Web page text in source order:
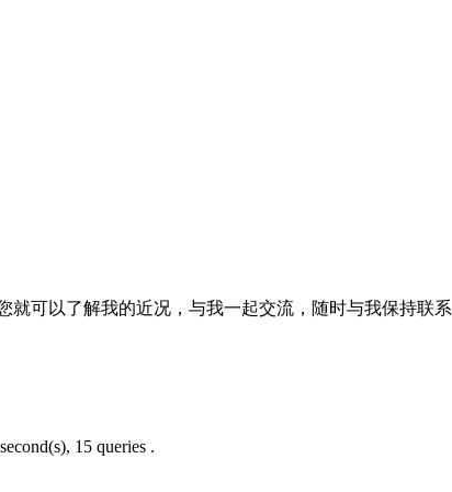
就可以了解我的近况，与我一起交流，随时与我保持联系
15 queries .